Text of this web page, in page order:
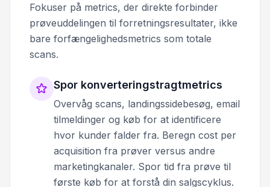
Fokuser på metrics, der direkte forbinder
prøveuddelingen til forretningsresultater, ikke
bare forfængelighedsmetrics som totale
scans.
Spor konverteringstragtmetrics
Overvåg scans, landingssidebesøg, email
tilmeldinger og køb for at identificere
hvor kunder falder fra. Beregn cost per
acquisition fra prøver versus andre
marketingkanaler. Spor tid fra prøve til
første køb for at forstå din salgscyklus.